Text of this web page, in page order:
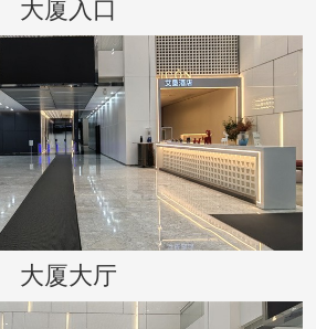
大厦入口
大厦大厅